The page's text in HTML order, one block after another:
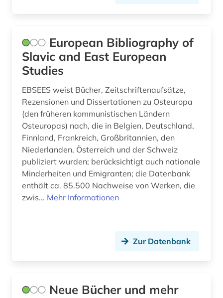
memorbuch (1)
mitarbeiter (1)
mittelalter (1)
mittellatein (1)
musik (2)
nachfolgestaaten (1)
niedersorbisch (2)
European Bibliography of
Slavic and East European
Studies
EBSEES weist Bücher, Zeitschriftenaufsätze,
Rezensionen und Dissertationen zu Osteuropa
(den früheren kommunistischen Ländern
Osteuropas) nach, die in Belgien, Deutschland,
Finnland, Frankreich, Großbritannien, den
Niederlanden, Österreich und der Schweiz
publiziert wurden; berücksichtigt auch nationale
Minderheiten und Emigranten; die Datenbank
enthält ca. 85.500 Nachweise von Werken, die
zwis... Mehr Informationen
Zur Datenbank
Neue Bücher und mehr